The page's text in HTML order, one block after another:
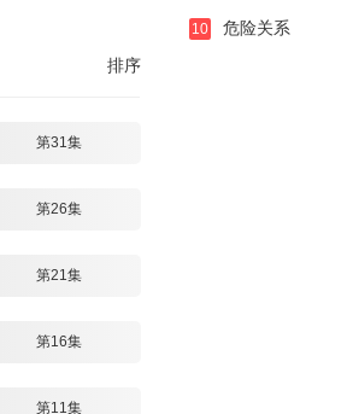
排序
第31集
第26集
第21集
第16集
第11集
10 危险关系